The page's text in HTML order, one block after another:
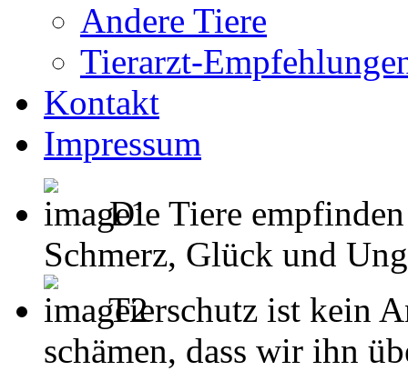
Andere Tiere
Tierarzt-
Kontakt
Impressum
Die Tiere
Schmerz, Glück und
Tierschutz ist kein
schämen, dass wir ihn